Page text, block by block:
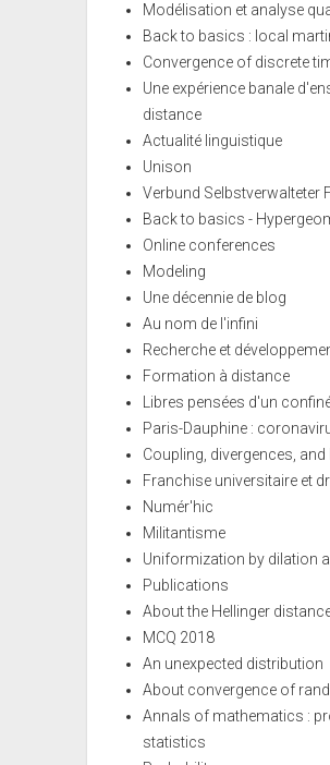
Modélisation et analyse
Back to basics : local
Convergence of discrete
Une expérience banale
distance
Actualité linguistique
Unison
Verbund Selbstverwalteter
Back to basics -
Online conferences
Modeling
Une décennie de blog
Au nom de l'infini
Recherche et
Formation à distance
Libres pensées d'un
Paris-Dauphine :
Coupling, divergences,
Franchise universitaire et
Numér'hic
Militantisme
Uniformization by dilation
Publications
About the Hellinger
MCQ 2018
An unexpected distribution
About convergence of
Annals of mathematics :
statistics